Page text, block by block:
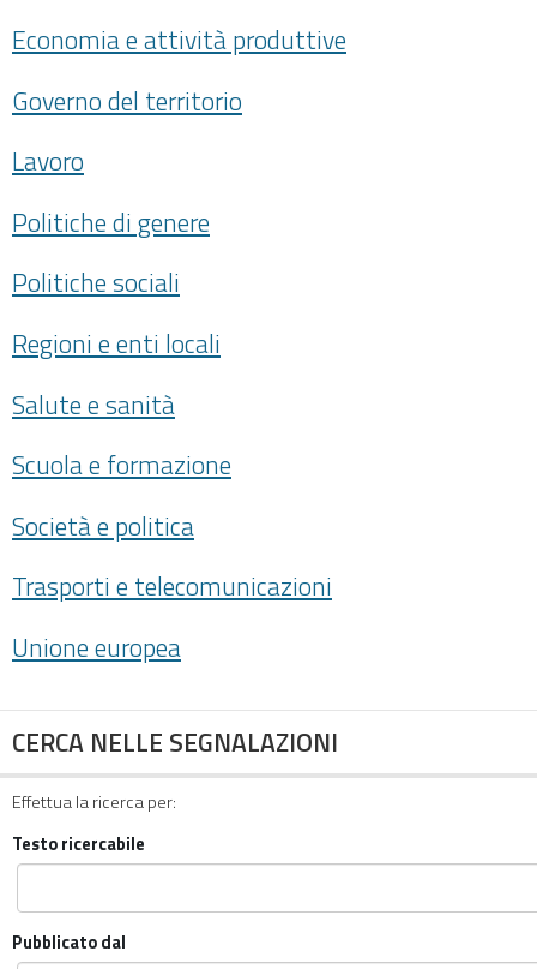
Economia e attività produttive
Governo del territorio
Lavoro
Politiche di genere
Politiche sociali
Regioni e enti locali
Salute e sanità
Scuola e formazione
Società e politica
Trasporti e telecomunicazioni
Unione europea
CERCA NELLE SEGNALAZIONI
Effettua la ricerca per:
Testo ricercabile
Pubblicato dal